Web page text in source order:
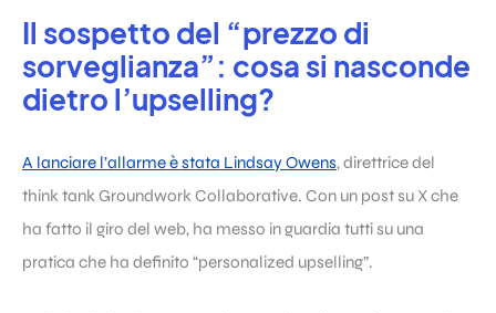
Il sospetto del “prezzo di
sorveglianza”: cosa si nasconde
dietro l’upselling?
A lanciare l’allarme è stata Lindsay Owens, direttrice del
think tank Groundwork Collaborative. Con un post su X che
ha fatto il giro del web, ha messo in guardia tutti su una
pratica che ha definito “personalized upselling”.